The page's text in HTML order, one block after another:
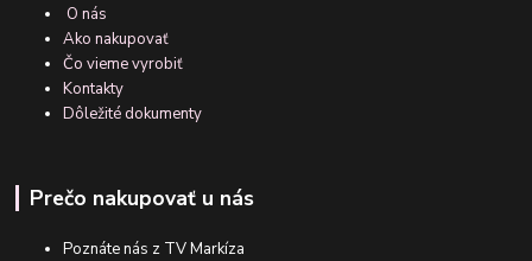
O nás
Ako nakupovať
Čo vieme vyrobiť
Kontakty
Dôležité dokumenty
Prečo nakupovať u nás
Poznáte nás z TV Markíza